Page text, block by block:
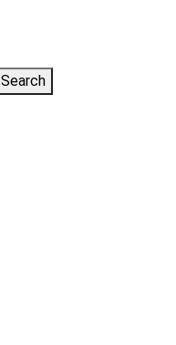
Search